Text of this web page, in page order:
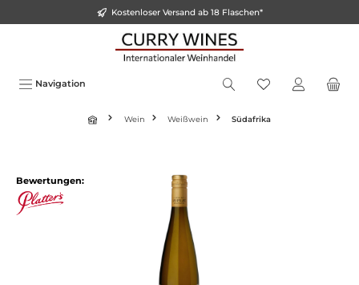
Kostenloser Versand ab 18 Flaschen*
Navigation
Wein Weißwein Südafrika
Bildergalerie überspringen
Bewertungen: